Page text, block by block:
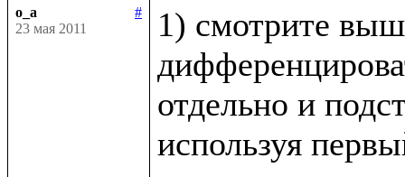
o_a
#
23 мая 2011
1) смотрите
отдельно и
используя